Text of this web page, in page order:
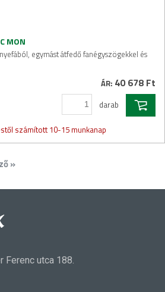
MON
egymást átfedő fanégyszögekkel és
ÁR: 40 678 Ft
darab
számított 10-15 munkanap
»
Ferenc utca 188.